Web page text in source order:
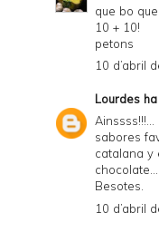
que bo
10 + 10!
petons
10 d’abril
Lourdes
sabores
catalana y
chocolate...
Besotes.
10 d’abril